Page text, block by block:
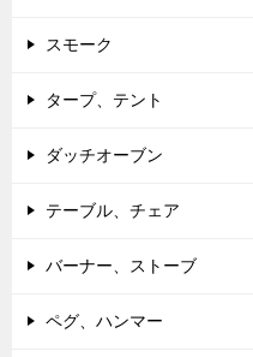
スモーク
タープ、テント
ダッチオーブン
テーブル、チェア
バーナー、ストーブ
ペグ、ハンマー